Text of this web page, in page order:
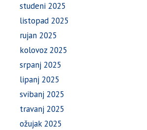
studeni 2025
listopad 2025
rujan 2025
kolovoz 2025
srpanj 2025
lipanj 2025
svibanj 2025
travanj 2025
ožujak 2025